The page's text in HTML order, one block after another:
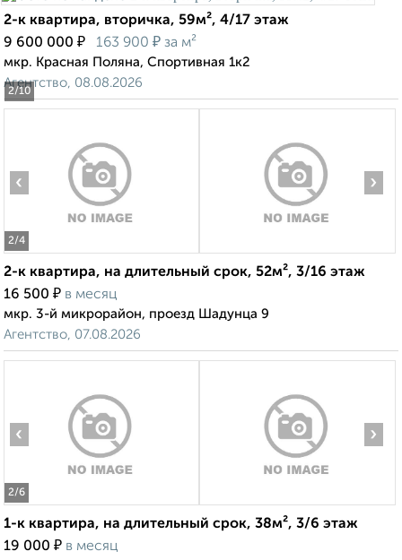
2/10
2-к квартира, вторичка, 59м², 4/17 этаж
9 600 000 ₽ 163 900 ₽ за м²
мкр. Красная Поляна, Спортивная 1к2
Агентство, 08.08.2026
2/4
‹ ›
2-к квартира, на длительный срок, 52м², 3/16 этаж
16 500 ₽ в месяц
мкр. 3-й микрорайон, проезд Шадунца 9
Агентство, 07.08.2026
2/6
‹ ›
1-к квартира, на длительный срок, 38м², 3/6 этаж
19 000 ₽ в месяц